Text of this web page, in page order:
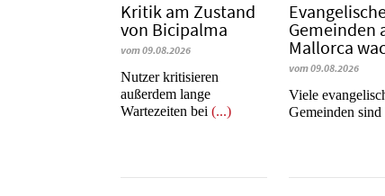
Kritik am Zustand
von Bicipalma
vom 09.08.2026
Nutzer kritisieren
außerdem lange
Wartezeiten bei (...)
Gemeinden
Mallorca
vom 09.08.2026
Viele
Gemeinden